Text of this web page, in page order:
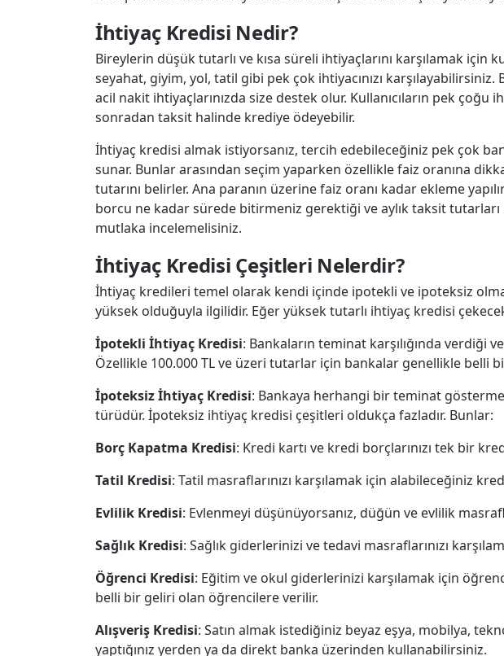
İhtiyaç Kredisi Nedir?
Bireylerin düşük tutarlı ve kısa süreli ihtiyaçlarını karşılamak
seyahat, giyim, yol, tatil gibi pek çok ihtiyacınızı
acil nakit ihtiyaçlarınızda size destek olur. Kullanıcıların pek
sonradan taksit halinde krediye ödeyebilir.
İhtiyaç kredisi almak istiyorsanız, tercih edebileceğiniz pek çok
sunar. Bunlar arasından seçim yaparken özellikle faiz oranına
tutarını belirler. Ana paranın üzerine faiz oranı kadar ekleme
borcu ne kadar sürede bitirmeniz gerektiği ve aylık taksit
mutlaka incelemelisiniz.
İhtiyaç Kredisi Çeşitleri Nelerdir?
İhtiyaç kredileri temel olarak kendi içinde ipotekli ve ipoteksiz
yüksek olduğuyla ilgilidir. Eğer yüksek tutarlı ihtiyaç kredisi
İpotekli İhtiyaç Kredisi: Bankaların teminat karşılığında verdiği
Özellikle 100.000 TL ve üzeri tutarlar için bankalar genellikle belli
İpoteksiz İhtiyaç Kredisi: Bankaya herhangi bir teminat
türüdür. İpoteksiz ihtiyaç kredisi çeşitleri oldukça fazladır. Bunlar:
Borç Kapatma Kredisi: Kredi kartı ve kredi borçlarınızı tek bir
Tatil Kredisi: Tatil masraflarınızı karşılamak için alabileceğiniz
Evlilik Kredisi: Evlenmeyi düşünüyorsanız, düğün ve evlilik
Sağlık Kredisi: Sağlık giderlerinizi ve tedavi masraflarınızı
Öğrenci Kredisi: Eğitim ve okul giderlerinizi karşılamak için
belli bir geliri olan öğrencilere verilir.
Alışveriş Kredisi: Satın almak istediğiniz beyaz eşya, mobilya,
yaptığınız yerden ya da direkt banka üzerinden kullanabilirsiniz.